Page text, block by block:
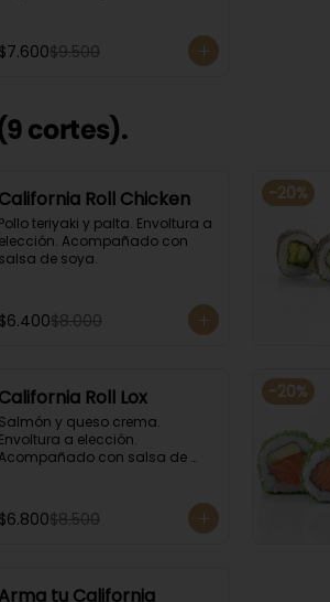
$7.600$9.500
cortes).
California Roll Chicken
Pollo teriyaki y palta. Envoltura a
elección. Acompañado con
salsa de soya.
$6.400$8.000
-20%
California Roll Lox
Salmón y queso crema.
Envoltura a elección.
Acompañado con salsa de
$6.800$8.500
-20%
Arma tu California